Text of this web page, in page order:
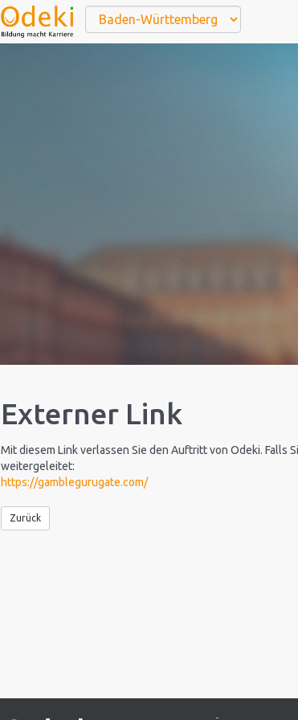
Externer Link
Mit diesem Link verlassen Sie den Auftritt von Odeki. Falls
weitergeleitet:
https://gamblegurugate.com/
Zurück